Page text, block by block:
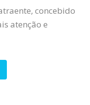
concebido
atenção e